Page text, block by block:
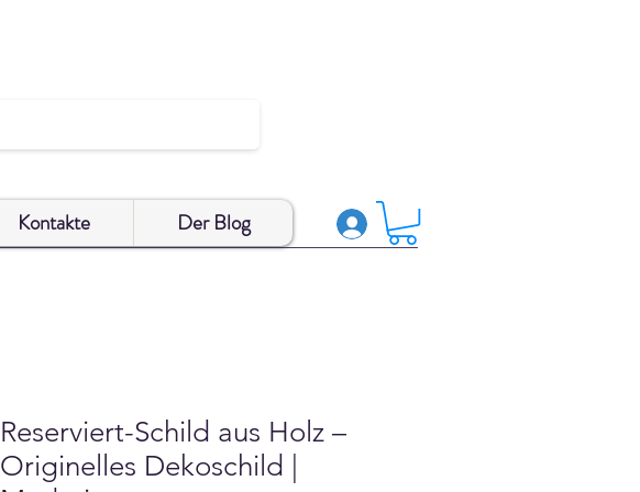
Kontakte Der Blog
Reserviert-Schild aus Holz –
Originelles Dekoschild |